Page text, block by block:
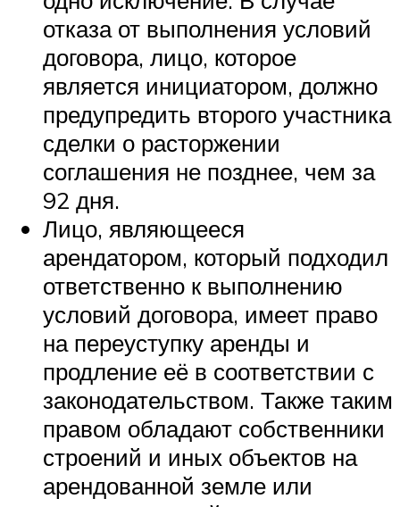
отказа от выполнения условий
договора, лицо, которое
является инициатором, должно
предупредить второго участника
сделки о расторжении
соглашения не позднее, чем за
92 дня.
Лицо, являющееся
арендатором, который подходил
ответственно к выполнению
условий договора, имеет право
на переуступку аренды и
продление её в соответствии с
законодательством. Также таким
правом обладают собственники
строений и иных объектов на
арендованной земле или